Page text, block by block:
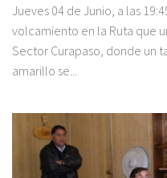
Jueves 04 de Junio, a las
volcamiento en la Ruta que
Sector Curapaso, donde un
amarillo se...